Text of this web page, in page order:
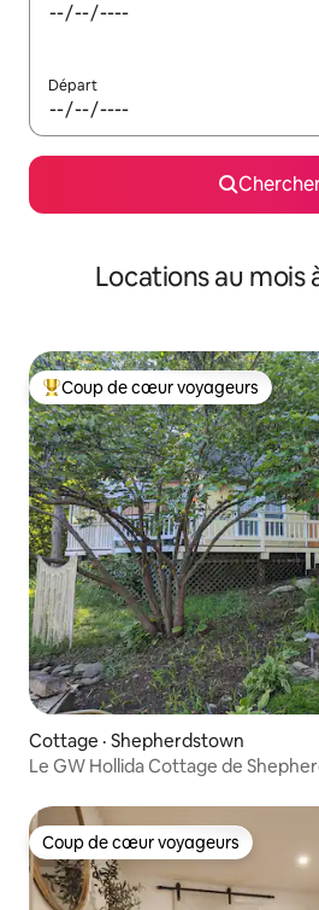
Départ
Locations au mois
Coup de cœur voyageurs parmi
Coup de cœur voyageurs
Cottage · Shepherdstown
Le GW Hollida Cottage de
Coup de cœur voyageurs
Coup de cœur voyageurs